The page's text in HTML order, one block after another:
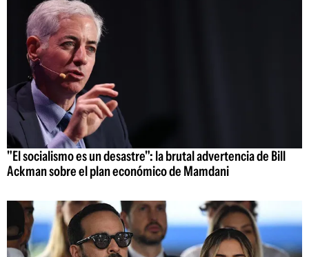
"El socialismo es un desastre": la brutal advertencia de Bill
Ackman sobre el plan económico de Mamdani